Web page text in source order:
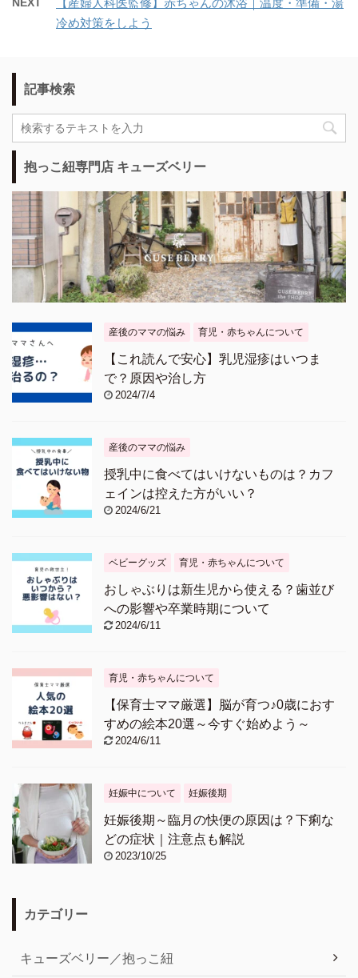
【産婦人科医監修】赤ちゃんの沐浴｜温度・準備・湯
冷め対策をしよう
記事検索
抱っこ紐専門店 キューズベリー
産後のママの悩み 育児・赤ちゃんについて
【これ読んで安心】乳児湿疹はいつま
で？原因や治し方
2024/7/4
産後のママの悩み
授乳中に食べてはいけないものは？カフ
ェインは控えた方がいい？
2024/6/21
ベビーグッズ 育児・赤ちゃんについて
おしゃぶりは新生児から使える？歯並び
への影響や卒業時期について
2024/6/11
育児・赤ちゃんについて
【保育士ママ厳選】脳が育つ♪0歳におす
すめの絵本20選～今すぐ始めよう～
2024/6/11
妊娠中について 妊娠後期
妊娠後期～臨月の快便の原因は？下痢な
どの症状｜注意点も解説
2023/10/25
カテゴリー
キューズベリー／抱っこ紐